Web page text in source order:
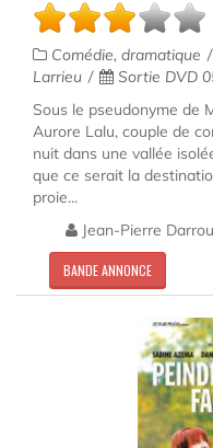
Comédie, dramatique
Larrieu
Sortie DVD
Sous le pseudonyme de
Aurore Lalu, couple de
nuit dans une vallée
que ce serait la
proie...
Jean-Pierre
BANDE ANNONCE